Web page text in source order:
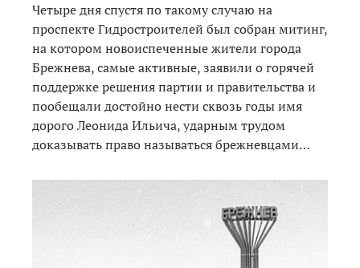
Четыре дня спустя по такому случаю на
проспекте Гидростроителей был собран митинг,
на котором новоиспеченные жители города
Брежнева, самые активные, заявили о горячей
поддержке решения партии и правительства и
пообещали достойно нести сквозь годы имя
дорого Леонида Ильича, ударным трудом
доказывать право называться брежневцами…